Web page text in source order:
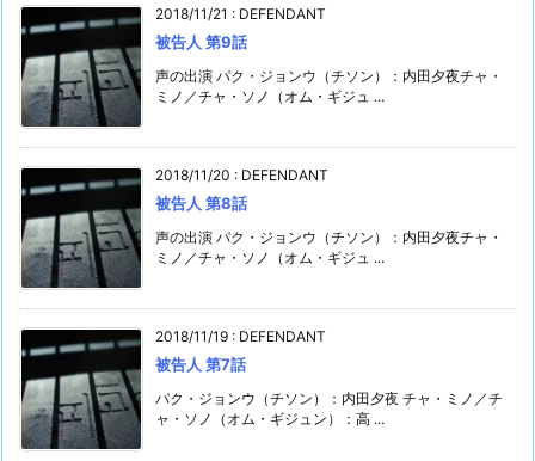
2018/11/21 : DEFENDANT
被告人 第9話
声の出演 パク・ジョンウ（チソン）：内田夕夜チャ・
ミノ／チャ・ソノ（オム・ギジュ ...
2018/11/20 : DEFENDANT
被告人 第8話
声の出演 パク・ジョンウ（チソン）：内田夕夜チャ・
ミノ／チャ・ソノ（オム・ギジュ ...
2018/11/19 : DEFENDANT
被告人 第7話
パク・ジョンウ（チソン）：内田夕夜 チャ・ミノ／チ
ャ・ソノ（オム・ギジュン）：高 ...